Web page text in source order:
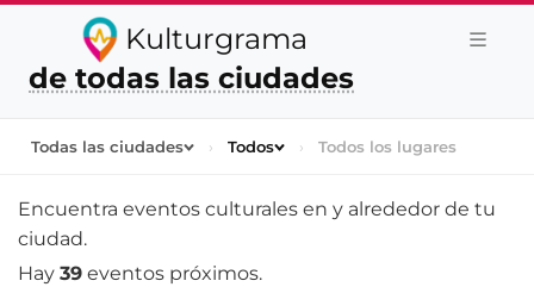
Kulturgrama
de todas las ciudades
Todas las ciudades › Todos › Todos los lugares
Encuentra eventos culturales en y alrededor de tu
ciudad.
Hay 39 eventos próximos.